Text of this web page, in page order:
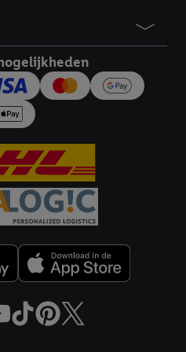
e-mailadres ook worden
of met identifiers die
dan kunnen retargeting
voor producten waarin je
door het product
winkel te plaatsen maar het
kunnen op
binnen verschillende Lidl-
als verschillende eindapparaten
jouw gehashte e-mailadres en
worden toegewezen.
met welke cookies en
informatie vinden over de